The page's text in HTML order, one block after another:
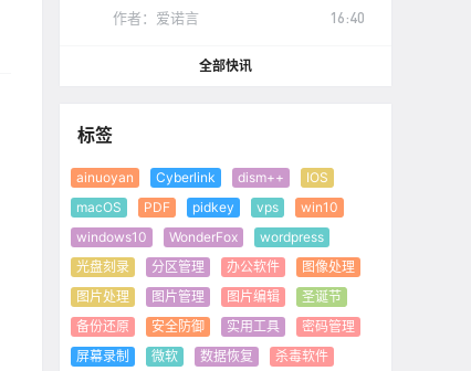
作者： 爱诺言 16:40
全部快讯
标签
ainuoyan Cyberlink dism++
IOS
macOS
PDF pidkey vps
win10
windows10
WonderFox
wordpress
光盘刻录
分区管理 办公软件
图像处理
图片处理
图片管理 图片编辑
圣诞节
备份还原
安全防御 实用工具
密码管理
屏幕录制
微软 数据恢复
杀毒软件